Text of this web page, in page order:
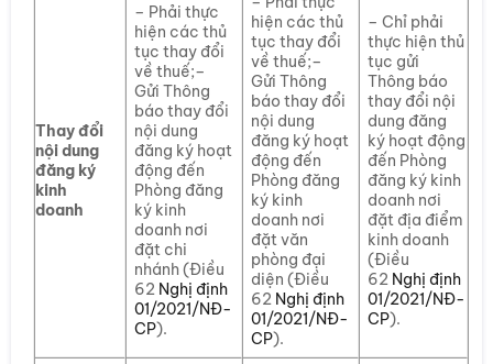
Thay đổi
nội dung
đăng ký
kinh
doanh
– Phải thực
hiện các thủ
tục thay đổi
về thuế;–
Gửi Thông
báo thay đổi
nội dung
đăng ký hoạt
động đến
Phòng đăng
ký kinh
doanh nơi
đặt chi
nhánh (Điều
62 Nghị định
01/2021/NĐ-
CP).
hiện các thủ
tục thay đổi
về thuế;–
Gửi Thông
báo thay đổi
nội dung
đăng ký hoạt
động đến
Phòng đăng
ký kinh
doanh nơi
đặt văn
phòng đại
diện (Điều
62 Nghị định
01/2021/NĐ-
CP).
– Chỉ phải
thực hiện thủ
tục gửi
Thông báo
thay đổi nội
dung đăng
ký hoạt động
đến Phòng
đăng ký kinh
doanh nơi
đặt địa điểm
kinh doanh
(Điều
62 Nghị định
01/2021/NĐ-
CP).